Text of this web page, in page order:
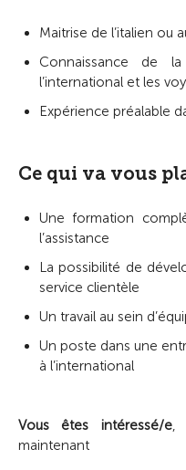
Maitrise de l’italien ou
Connaissance de
l’international et les
Expérience préalable
Ce qui va vous
Une formation
l’assistance
La possibilité de
service clientèle
Un travail au sein
Un poste dans une
à l’international
Vous êtes intéressé/e,
maintenant